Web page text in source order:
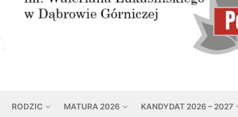
RODZIC MATURA 2026 KANDYDAT 2026 – 2027